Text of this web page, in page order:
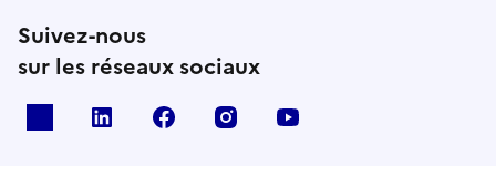
Suivez-nous
sur les réseaux sociaux
linkedin facebook instagram